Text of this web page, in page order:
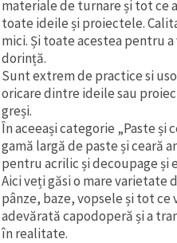
materiale de turnare și tot ce
toate ideile și proiectele.
mici. Și toate acestea pentru
dorință.
Sunt extrem de practice si
oricare dintre ideile sau
greși.
În aceeași categorie „Paste și
gamă largă de paste și ceară
pentru acrilic și decoupage
Aici veți găsi o mare varietate
pânze, baze, vopsele și tot ce
adevărată capodoperă și a
în realitate.